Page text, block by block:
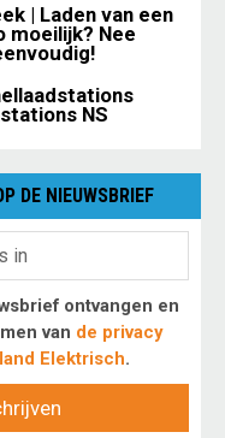
| Laden van een
moeilijk? Nee
NS
DE NIEUWSBRIEF
ontvangen en
van de privacy
Elektrisch.